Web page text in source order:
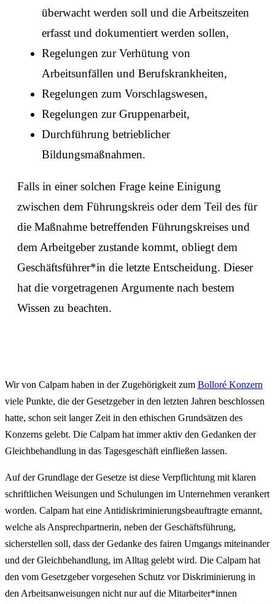
überwacht werden soll und die Arbeitszeiten
erfasst und dokumentiert werden sollen,
Regelungen zur Verhütung von
Arbeitsunfällen und Berufskrankheiten,
Regelungen zum Vorschlagswesen,
Regelungen zur Gruppenarbeit,
Durchführung betrieblicher
Bildungsmaßnahmen.
Falls in einer solchen Frage keine Einigung
zwischen dem Führungskreis oder dem Teil des für
die Maßnahme betreffenden Führungskreises und
dem Arbeitgeber zustande kommt, obliegt dem
Geschäftsführer*in die letzte Entscheidung. Dieser
hat die vorgetragenen Argumente nach bestem
Wissen zu beachten.
Wir von Calpam haben in der Zugehörigkeit zum Bolloré Konzern
viele Punkte, die der Gesetzgeber in den letzten Jahren beschlossen
hatte, schon seit langer Zeit in den ethischen Grundsätzen des
Konzerns gelebt. Die Calpam hat immer aktiv den Gedanken der
Gleichbehandlung in das Tagesgeschäft einfließen lassen.
Auf der Grundlage der Gesetze ist diese Verpflichtung mit klaren
schriftlichen Weisungen und Schulungen im Unternehmen verankert
worden. Calpam hat eine Antidiskriminierungsbeauftragte ernannt,
welche als Ansprechpartnerin, neben der Geschäftsführung,
sicherstellen soll, dass der Gedanke des fairen Umgangs miteinander
und der Gleichbehandlung, im Alltag gelebt wird. Die Calpam hat
den vom Gesetzgeber vorgesehen Schutz vor Diskriminierung in
den Arbeitsanweisungen nicht nur auf die Mitarbeiter*innen